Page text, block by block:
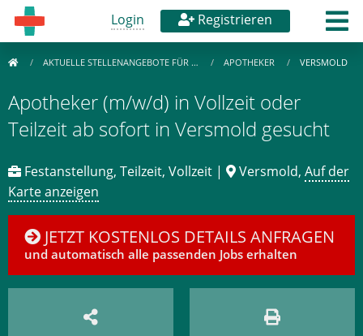
Login Registrieren
AKTUELLE STELLENANGEBOTE FÜR … APOTHEKER VERSMOLD
Apotheker (m/w/d) in Vollzeit oder
Teilzeit ab sofort in Versmold gesucht
Festanstellung, Teilzeit, Vollzeit | Versmold, Auf der
Karte anzeigen
JETZT KOSTENLOS DETAILS ANFRAGEN
und automatisch alle passenden Jobs erhalten